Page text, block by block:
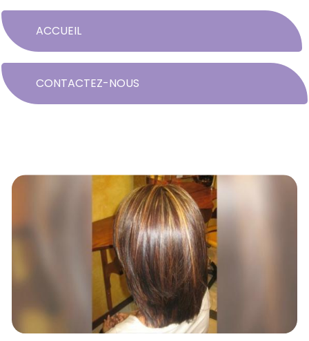
ACCUEIL
CONTACTEZ-NOUS